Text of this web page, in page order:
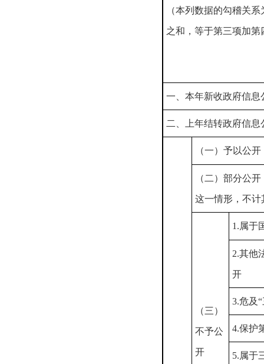
（本列数据的勾稽关
之和，等于第三项加第
一、本年新收政府信息
二、上年结转政府信息
（一）予以公开
（二）部分公
这一情形，不计
（三）
不予公
开
1.属于
2.其他
开
3.危及
4.保护
5.属于